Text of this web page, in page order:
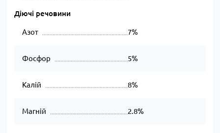
Діючі речовини
Азот 7%
Фосфор 5%
Калій 8%
Магній 2.8%